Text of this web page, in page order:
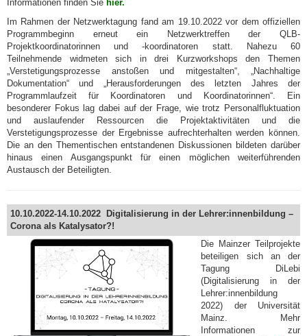
Informationen finden Sie hier.
Im Rahmen der Netzwerktagung fand am 19.10.2022 vor dem offiziellen
Programmbeginn erneut ein Netzwerktreffen der QLB-
Projektkoordinatorinnen und -koordinatoren statt. Nahezu 60
Teilnehmende widmeten sich in drei Kurzworkshops den Themen
„Verstetigungsprozesse anstoßen und mitgestalten“, „Nachhaltige
Dokumentation“ und „Herausforderungen des letzten Jahres der
Programmlaufzeit für Koordinatoren und Koordinatorinnen“. Ein
besonderer Fokus lag dabei auf der Frage, wie trotz Personalfluktuation
und auslaufender Ressourcen die Projektaktivitäten und die
Verstetigungsprozesse der Ergebnisse aufrechterhalten werden können.
Die an den Thementischen entstandenen Diskussionen bildeten darüber
hinaus einen Ausgangspunkt für einen möglichen weiterführenden
Austausch der Beteiligten.
10.10.2022-14.10.2022 Digitalisierung in der Lehrer:innenbildung –
Corona als Katalysator?!
Die Mainzer Teilprojekte
beteiligen sich an der
Tagung DiLebi
(Digitalisierung in der
Lehrer:innenbildung
2022) der Universität
Mainz. Mehr
Informationen zur